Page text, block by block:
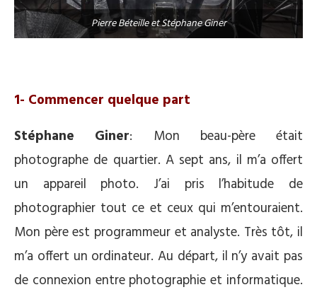
Pierre Béteille et Stéphane Giner
1- Commencer quelque part
Stéphane Giner: Mon beau-père était
photographe de quartier. A sept ans, il m’a offert
un appareil photo. J’ai pris l’habitude de
photographier tout ce et ceux qui m’entouraient.
Mon père est programmeur et analyste. Très tôt, il
m’a offert un ordinateur. Au départ, il n’y avait pas
de connexion entre photographie et informatique.